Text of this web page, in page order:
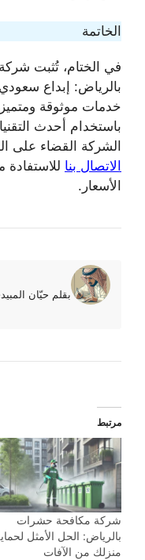
الخاتمة
في الختام، تُثبت
بالرياض: إبداع
خدمات موثوقة
باستخدام أحدث
الشركة القضاء على
الاتصال بنا للاستفادة
الأسعار.
بقلم حيّان
مرتبط
شركة مكافحة حشرات
بالرياض: الحل الأمثل
منزلك من الآفات